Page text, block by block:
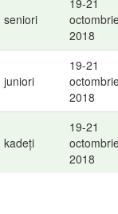
seniori
2018
juniori
19-21
2018
kadeți
19-21
2018